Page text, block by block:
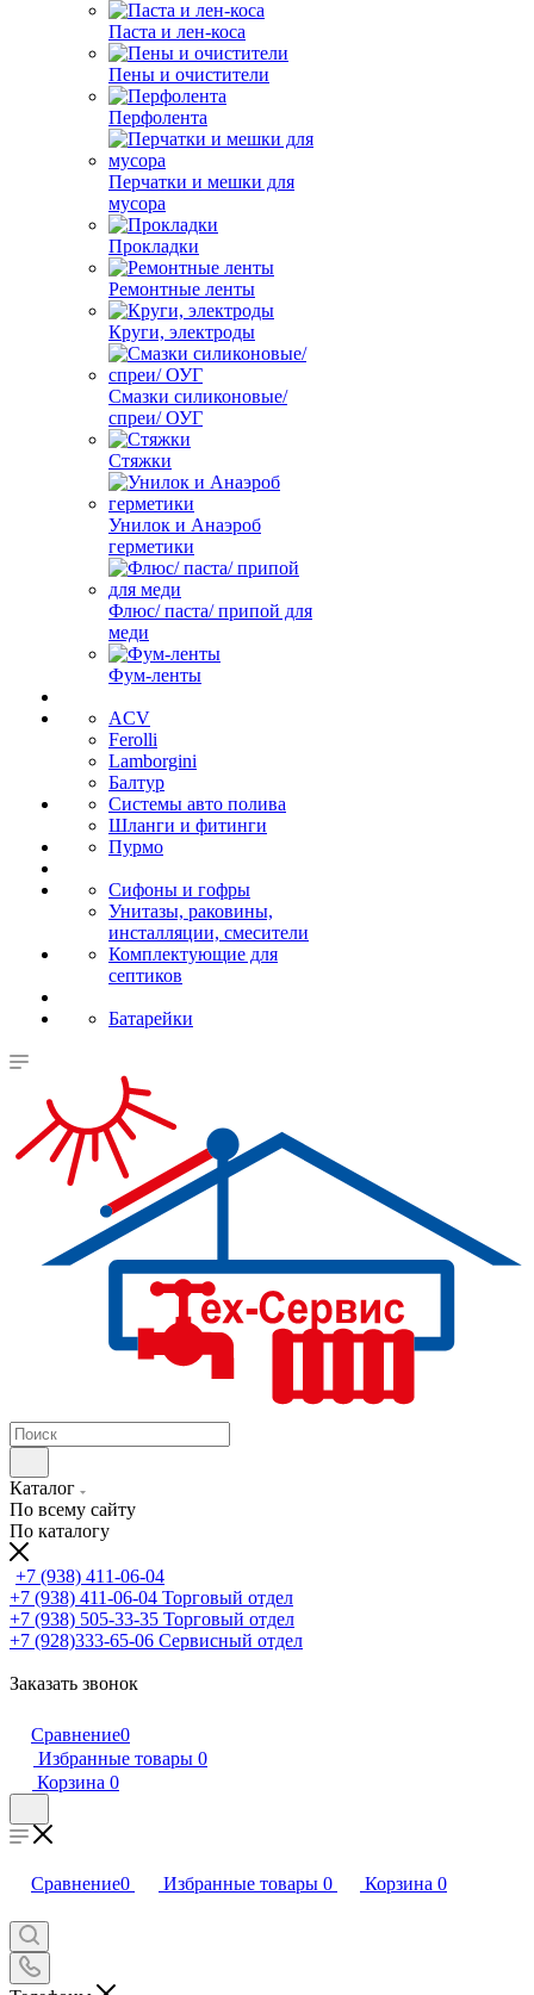
Паста и лен-коса
Пены и очистители
Перфолента
Перчатки и мешки для
мусора
Прокладки
Ремонтные ленты
Круги, электроды
Смазки силиконовые/
спреи/ ОУГ
Стяжки
Унилок и Анаэроб
герметики
Флюс/ паста/ припой для
меди
Фум-ленты
ACV
Ferolli
Lamborgini
Балтур
Системы авто полива
Шланги и фитинги
Пурмо
Сифоны и гофры
Унитазы, раковины,
инсталляции, смесители
Комплектующие для
септиков
Батарейки
Каталог
По всему сайту
По каталогу
+7 (938) 411-06-04
+7 (938) 411-06-04 Торговый отдел
+7 (938) 505-33-35 Торговый отдел
+7 (928)333-65-06 Сервисный отдел
Заказать звонок
Сравнение0
Избранные товары 0
Корзина 0
Сравнение0 Избранные товары 0 Корзина 0